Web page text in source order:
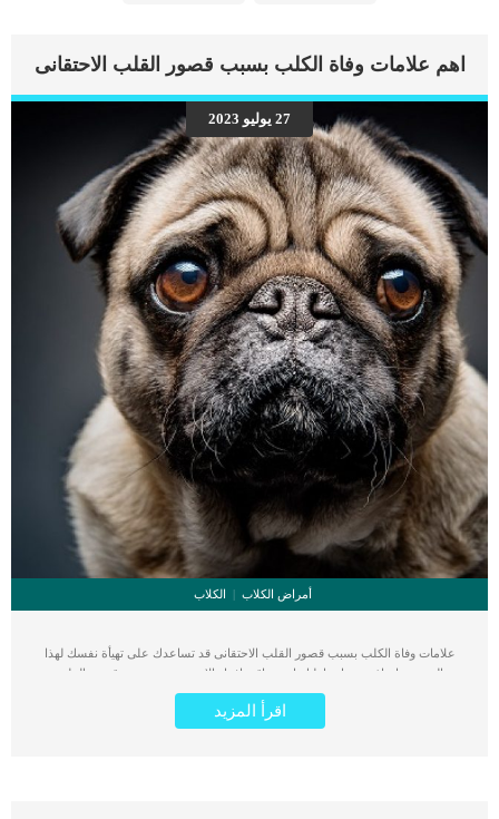
اهم علامات وفاة الكلب بسبب قصور القلب الاحتقانى
27 يوليو 2023
أمراض الكلاب الكلاب
علامات وفاة الكلب بسبب قصور القلب الاحتقانى قد تساعدك على تهيأة نفسك لهذا
الحدث, واتخاذ جميع احتياطتك انت وباقى افراد الاسرة. يعتبر مرض قصور القلب
الاحتقانى من اخطر الحالات المرضية التى يمكن ان يتعرض لها جميع الكائنات الحية بما فى
ذلك الكلاب والقطط. كما ان القلب يعتبر عضوا رئيسيا فى جسم الكلاب, واى قصور به
اقرأ المزيد